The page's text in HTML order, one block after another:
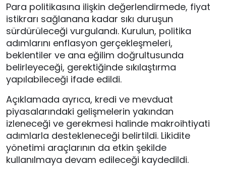
Para politikasına ilişkin değerlendirmede, fiyat
istikrarı sağlanana kadar sıkı duruşun
sürdürüleceği vurgulandı. Kurulun, politika
adımlarını enflasyon gerçekleşmeleri,
beklentiler ve ana eğilim doğrultusunda
belirleyeceği, gerektiğinde sıkılaştırma
yapılabileceği ifade edildi.
Açıklamada ayrıca, kredi ve mevduat
piyasalarındaki gelişmelerin yakından
izleneceği ve gerekmesi halinde makroihtiyati
adımlarla destekleneceği belirtildi. Likidite
yönetimi araçlarının da etkin şekilde
kullanılmaya devam edileceği kaydedildi.